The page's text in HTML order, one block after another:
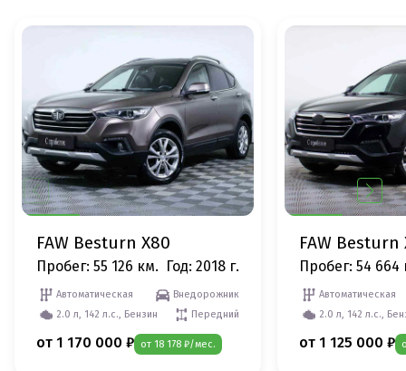
FAW Besturn X80
Пробег: 55 126 км. Год: 2018 г.
Автоматическая
Внедорожник
2.0 л, 142 л.с., Бензин
Передний
от 1 170 000 ₽ от 18 178 ₽/мес.
FAW Besturn
Пробег: 54 664
Автоматическая
2.0 л, 142 л.с.,
от 1 125 000 ₽